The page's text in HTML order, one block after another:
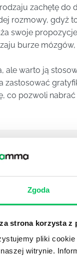
Zgoda
strona korzysta z
pliki
witrynie.
zachętę do
rozmowy, gdyż
swoje
burze
ale warto ją
zastosować
co pozwoli
ZESPOŁÓW
(czyli zarządzanie
Zajmują się
wielu